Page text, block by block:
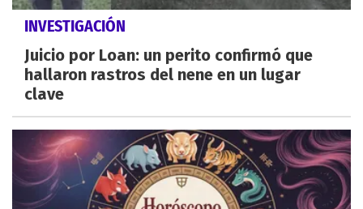
INVESTIGACIÓN
Juicio por Loan: un perito confirmó que
hallaron rastros del nene en un lugar
clave